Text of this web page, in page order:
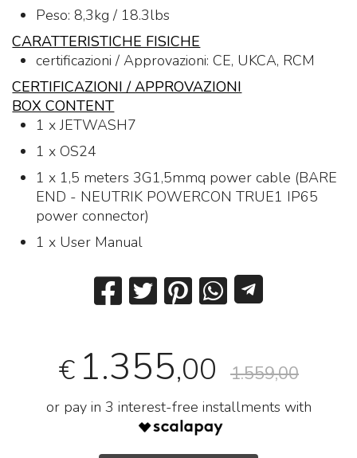
Peso: 8,3kg / 18.3lbs
CARATTERISTICHE FISICHE
certificazioni / Approvazioni: CE, UKCA, RCM
CERTIFICAZIONI / APPROVAZIONI
BOX CONTENT
1 x JETWASH7
1 x OS24
1 x 1,5 meters 3G1,5mmq power cable (BARE
END - NEUTRIK POWERCON TRUE1 IP65
power connector)
1 x User Manual
€ 1.355,00 1.559,00
or pay in 3 interest-free installments with